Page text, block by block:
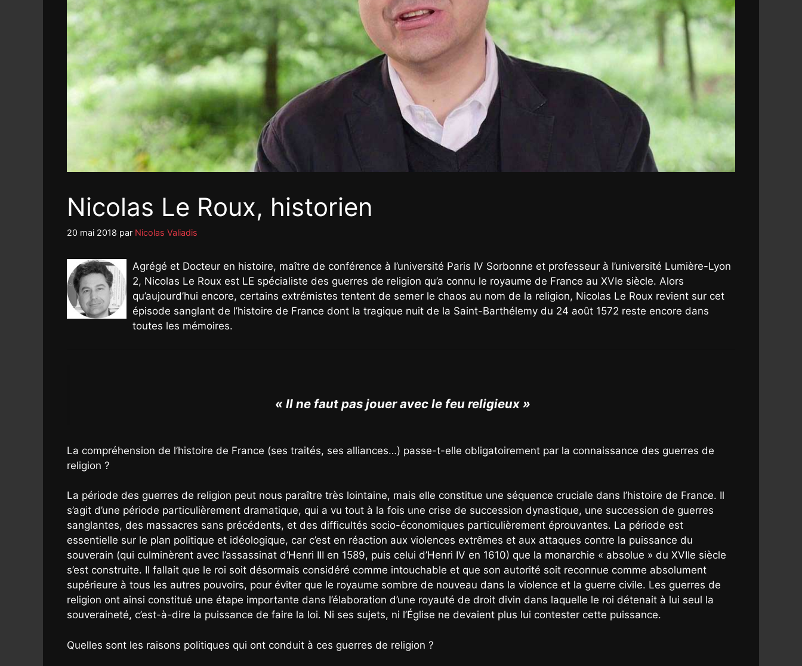
Nicolas Le Roux, historien
20 mai 2018 par Nicolas Valiadis
Agrégé et Docteur en histoire, maître de conférence à l’université Paris IV Sorbonne et professeur à l’université Lumière-Lyon
2, Nicolas Le Roux est LE spécialiste des guerres de religion qu’a connu le royaume de France au XVIe siècle. Alors
qu’aujourd’hui encore, certains extrémistes tentent de semer le chaos au nom de la religion, Nicolas Le Roux revient sur cet
épisode sanglant de l’histoire de France dont la tragique nuit de la Saint-Barthélemy du 24 août 1572 reste encore dans
toutes les mémoires.
« Il ne faut pas jouer avec le feu religieux »
La compréhension de l’histoire de France (ses traités, ses alliances…) passe-t-elle obligatoirement par la connaissance des guerres de
religion ?
La période des guerres de religion peut nous paraître très lointaine, mais elle constitue une séquence cruciale dans l’histoire de France. Il
s’agit d’une période particulièrement dramatique, qui a vu tout à la fois une crise de succession dynastique, une succession de guerres
sanglantes, des massacres sans précédents, et des difficultés socio-économiques particulièrement éprouvantes. La période est
essentielle sur le plan politique et idéologique, car c’est en réaction aux violences extrêmes et aux attaques contre la puissance du
souverain (qui culminèrent avec l’assassinat d’Henri III en 1589, puis celui d’Henri IV en 1610) que la monarchie « absolue » du XVIIe siècle
s’est construite. Il fallait que le roi soit désormais considéré comme intouchable et que son autorité soit reconnue comme absolument
supérieure à tous les autres pouvoirs, pour éviter que le royaume sombre de nouveau dans la violence et la guerre civile. Les guerres de
religion ont ainsi constitué une étape importante dans l’élaboration d’une royauté de droit divin dans laquelle le roi détenait à lui seul la
souveraineté, c’est-à-dire la puissance de faire la loi. Ni ses sujets, ni l’Église ne devaient plus lui contester cette puissance.
Quelles sont les raisons politiques qui ont conduit à ces guerres de religion ?